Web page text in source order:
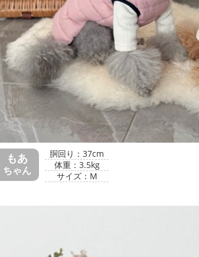
もあ
ちゃん
胴回り：37cm
体重：3.5kg
サイズ：M